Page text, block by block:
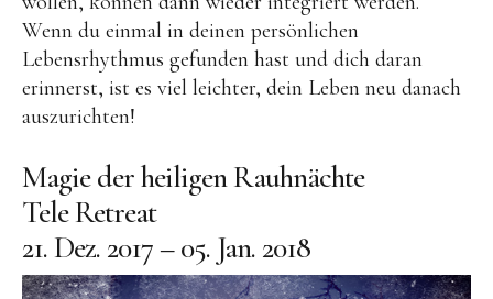
Wenn du einmal in deinen persönlichen
Lebensrhythmus gefunden hast und dich daran
erinnerst, ist es viel leichter, dein Leben neu danach
auszurichten!
Magie der heiligen Rauhnächte
Tele Retreat
21. Dez. 2017 – 05. Jan. 2018